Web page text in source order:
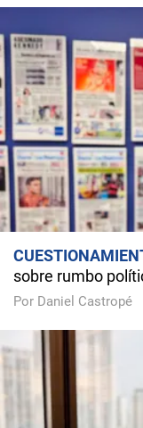
sobre rumbo
Por Daniel Castropé